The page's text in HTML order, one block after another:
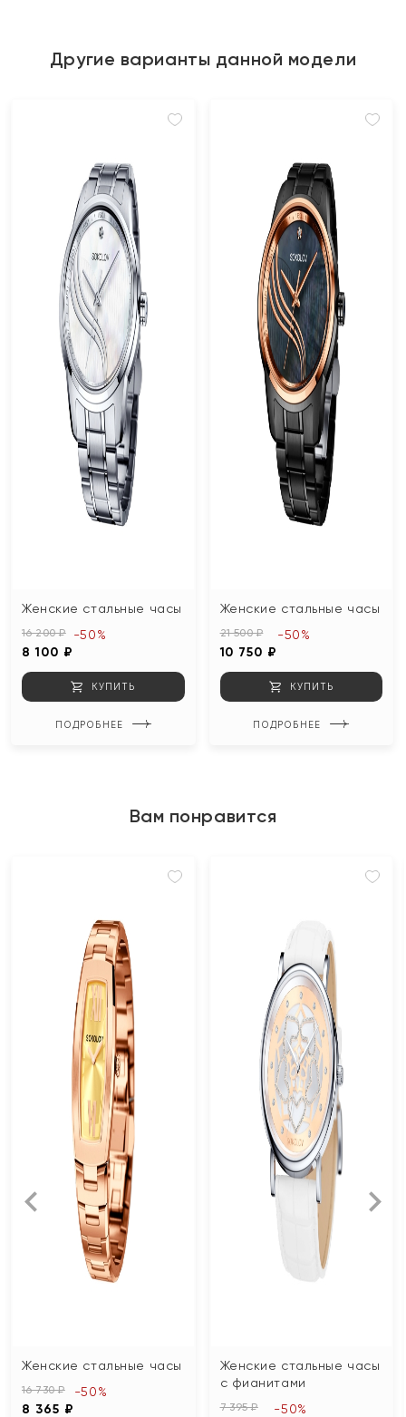
Другие варианты данной модели
Женские стальные часы
16 200 ₽
8 100 ₽
-50%
КУПИТЬ
ПОДРОБНЕЕ
Женские стальные часы
21 500 ₽
10 750 ₽
-50%
КУПИТЬ
ПОДРОБНЕЕ
Вам понравится
Женские стальные часы
16 730 ₽
8 365 ₽
-50%
Женские стальные часы
с фианитами
7 395 ₽ -50%